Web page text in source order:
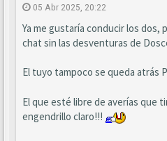
05 Abr 2025, 20:22
Ya me gustaría conducir los dos,
chat sin las desventuras de
El tuyo tampoco se queda atrás
El que esté libre de averías que
engendrillo claro!!!